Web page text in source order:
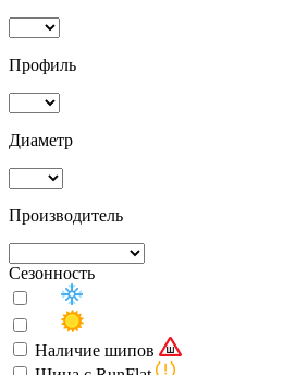
Профиль
Диаметр
Производитель
Сезонность
Наличие шипов